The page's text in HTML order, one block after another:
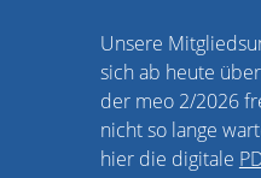
Unsere
sich ab heute
der meo 2/2026
nicht so lange
hier die digitale